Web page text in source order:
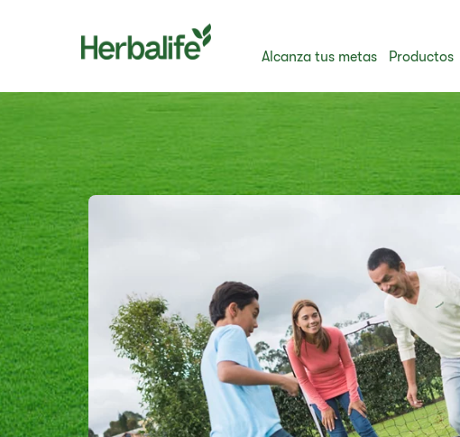
Alcanza tus metas Productos